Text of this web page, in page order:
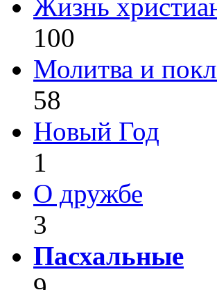
Жизнь
100
Молитва и
58
Новый Год
1
О дружбе
3
Пасхальные